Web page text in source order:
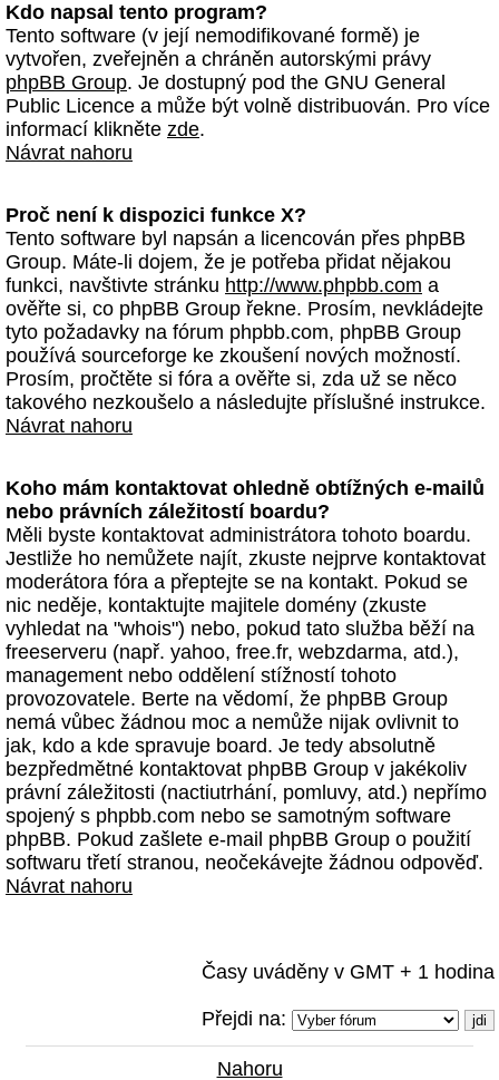
Kdo napsal tento program?
Tento software (v její nemodifikované formě) je
vytvořen, zveřejněn a chráněn autorskými právy
phpBB Group. Je dostupný pod the GNU General
Public Licence a může být volně distribuován. Pro více
informací klikněte zde.
Návrat nahoru
Proč není k dispozici funkce X?
Tento software byl napsán a licencován přes phpBB
Group. Máte-li dojem, že je potřeba přidat nějakou
funkci, navštivte stránku http://www.phpbb.com a
ověřte si, co phpBB Group řekne. Prosím, nevkládejte
tyto požadavky na fórum phpbb.com, phpBB Group
používá sourceforge ke zkoušení nových možností.
Prosím, pročtěte si fóra a ověřte si, zda už se něco
takového nezkoušelo a následujte příslušné instrukce.
Návrat nahoru
Koho mám kontaktovat ohledně obtížných e-mailů
nebo právních záležitostí boardu?
Měli byste kontaktovat administrátora tohoto boardu.
Jestliže ho nemůžete najít, zkuste nejprve kontaktovat
moderátora fóra a přeptejte se na kontakt. Pokud se
nic neděje, kontaktujte majitele domény (zkuste
vyhledat na "whois") nebo, pokud tato služba běží na
freeserveru (např. yahoo, free.fr, webzdarma, atd.),
management nebo oddělení stížností tohoto
provozovatele. Berte na vědomí, že phpBB Group
nemá vůbec žádnou moc a nemůže nijak ovlivnit to
jak, kdo a kde spravuje board. Je tedy absolutně
bezpředmětné kontaktovat phpBB Group v jakékoliv
právní záležitosti (nactiutrhání, pomluvy, atd.) nepřímo
spojený s phpbb.com nebo se samotným software
phpBB. Pokud zašlete e-mail phpBB Group o použití
softwaru třetí stranou, neočekávejte žádnou odpověď.
Návrat nahoru
Časy uváděny v GMT + 1 hodina
Přejdi na:
Nahoru